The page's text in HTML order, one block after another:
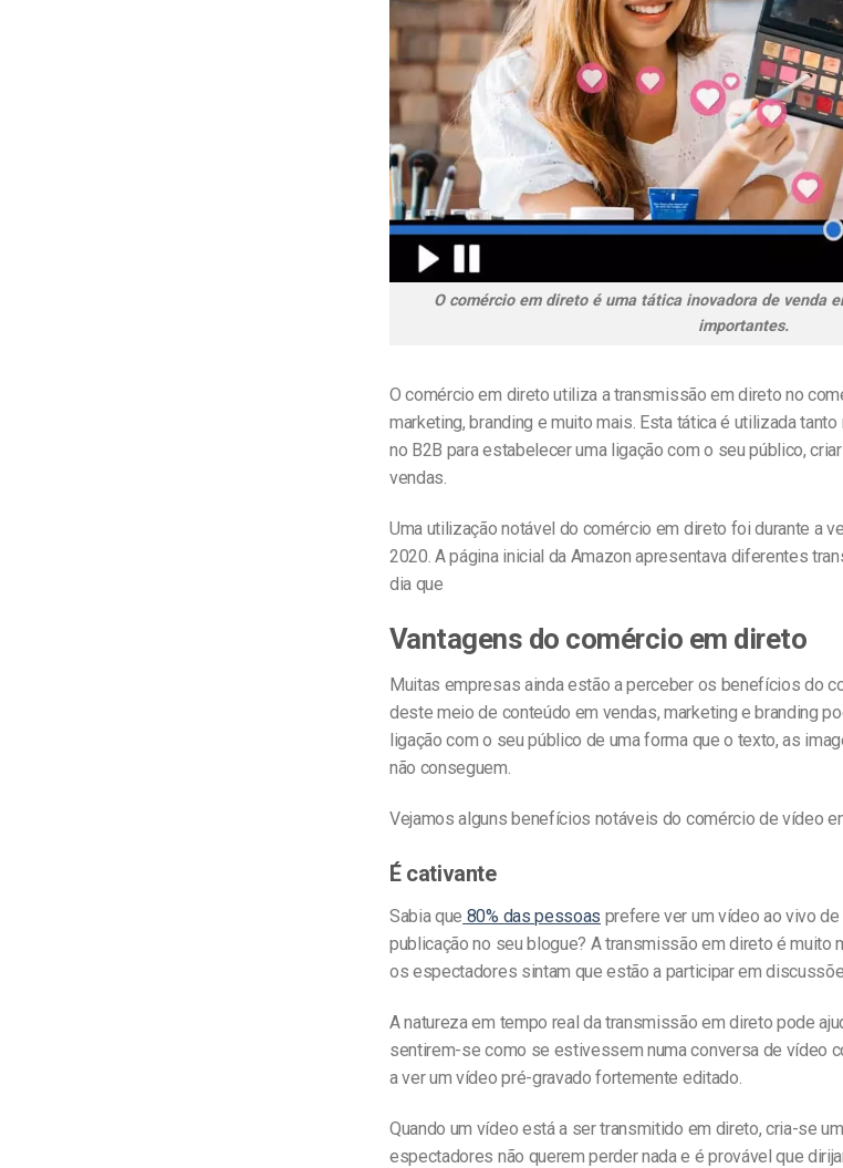
O comércio em direto é uma tática inovadora de venda
importantes.
O comércio em direto utiliza a transmissão em direto no
marketing, branding e muito mais. Esta tática é utilizada
no B2B para estabelecer uma ligação com o seu público,
vendas.
Uma utilização notável do comércio em direto foi durante a
2020. A página inicial da Amazon apresentava diferentes
dia que
Vantagens do comércio em direto
Muitas empresas ainda estão a perceber os benefícios do
deste meio de conteúdo em vendas, marketing e branding
ligação com o seu público de uma forma que o texto, as
não conseguem.
Vejamos alguns benefícios notáveis do comércio de vídeo
É cativante
Sabia que 80% das pessoas prefere ver um vídeo ao vivo
publicação no seu blogue? A transmissão em direto é muito
os espectadores sintam que estão a participar em
A natureza em tempo real da transmissão em direto pode
sentirem-se como se estivessem numa conversa de vídeo
a ver um vídeo pré-gravado fortemente editado.
Quando um vídeo está a ser transmitido em direto, cria-se
espectadores não querem perder nada e é provável que